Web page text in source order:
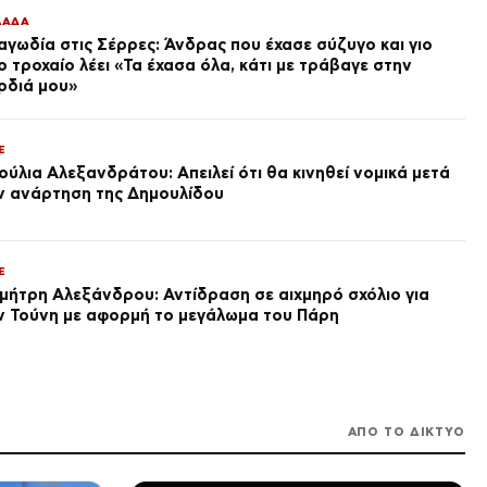
πολυκατοικία
πριν από 3 ώρες
πριν από 3 ώρες
ΔΙΕΘΝΗ
Ryanair: Επιβάτιδα που έσωσε
στις Σέρρες: Άνδρας που έχασε σύζυγο και γιο
τροχαίο λέει «Τα έχασα όλα, κάτι με τράβαγε στην
μου»
Αλεξανδράτου: Απειλεί ότι θα κινηθεί νομικά μετά
ανάρτηση της Δημουλίδου
Αλεξάνδρου: Αντίδραση σε αιχμηρό σχόλιο για
Τούνη με αφορμή το μεγάλωμα του Πάρη
ΑΠΟ ΤΟ ΔΙΚΤΥΟ